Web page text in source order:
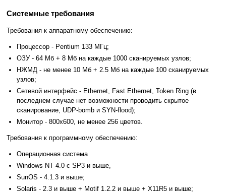
Системные требования
Требования к аппаратному обеспечению:
Процессор - Pentium 133 МГц;
ОЗУ - 64 Мб + 8 Мб на каждые 1000 сканируемых узлов;
НЖМД - не менее 10 Мб + 2.5 Мб на каждые 100 сканируемых
узлов;
Сетевой интерфейс - Ethernet, Fast Ethernet, Token Ring (в
последнем случае нет возможности проводить скрытое
сканирование, UDP-bomb и SYN-flood);
Монитор - 800х600, не менее 256 цветов.
Требования к программному обеспечению:
Операционная система
Windows NT 4.0 с SP3 и выше,
SunOS - 4.1.3 и выше;
Solaris - 2.3 и выше + Motif 1.2.2 и выше + X11R5 и выше;